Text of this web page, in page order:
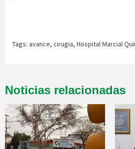
Tags: avance, cirugia, Hospital Marcial
Noticias relacionadas